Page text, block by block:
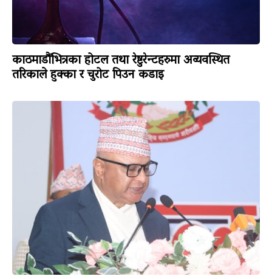
काठमाडौंभित्रका होटल तथा रेष्टुरेन्टहरुमा अव्यवस्थित
तरिकाले हुक्का र चुरोट पिउन कडाइ